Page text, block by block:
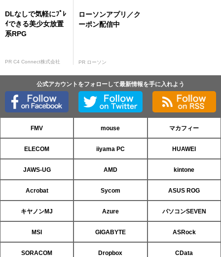
DLなしで気軽にﾌﾟﾚ
ｲできる美少女放置
系RPG
PR C4 Connect株式会社
ローソンアプリ／ク
ーポン配信中
PR ローソン
公式アカウントをフォローして最新情報を手に入れよう
FMV mouse マカフィー
ELECOM iiyama PC HUAWEI
JAWS-UG AMD kintone
Acrobat Sycom ASUS ROG
キヤノンMJ Azure パソコンSEVEN
MSI GIGABYTE ASRock
SORACOM Dropbox CData